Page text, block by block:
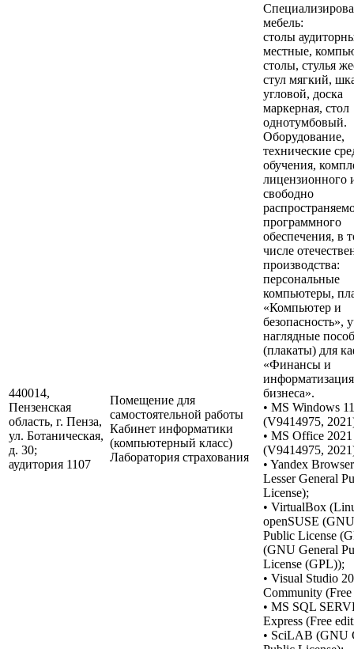
440014,
Пензенская
область, г. Пенза,
ул. Ботаническая,
д. 30;
аудитория 1107
Помещение для
самостоятельной работы
Кабинет информатики
(компьютерный класс)
Лаборатория страхования
мебель:
столы
местные,
столы, стулья
стул мягкий,
угловой, доска
маркерная, стол
однотумбовый.
Оборудование,
технические
обучения,
лицензионного
свободно
программного
обеспечения, в
числе
производства:
персональные
компьютеры,
«Компьютер и
безопасность»,
наглядные
(плакаты) для
«Финансы и
информатизация
бизнеса».
• MS Windows 11
(V9414975,
• MS Office 2021
(V9414975,
• Yandex
Lesser General
License);
• VirtualBox
openSUSE
Public License
(GNU General
License (GPL));
• Visual Studio
Community
• MS SQL
Express (Free
• SciLAB (GNU